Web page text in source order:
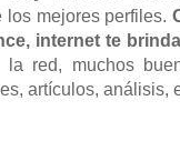
los mejores perfiles.
internet te
la red, muchos
artículos, análisis,